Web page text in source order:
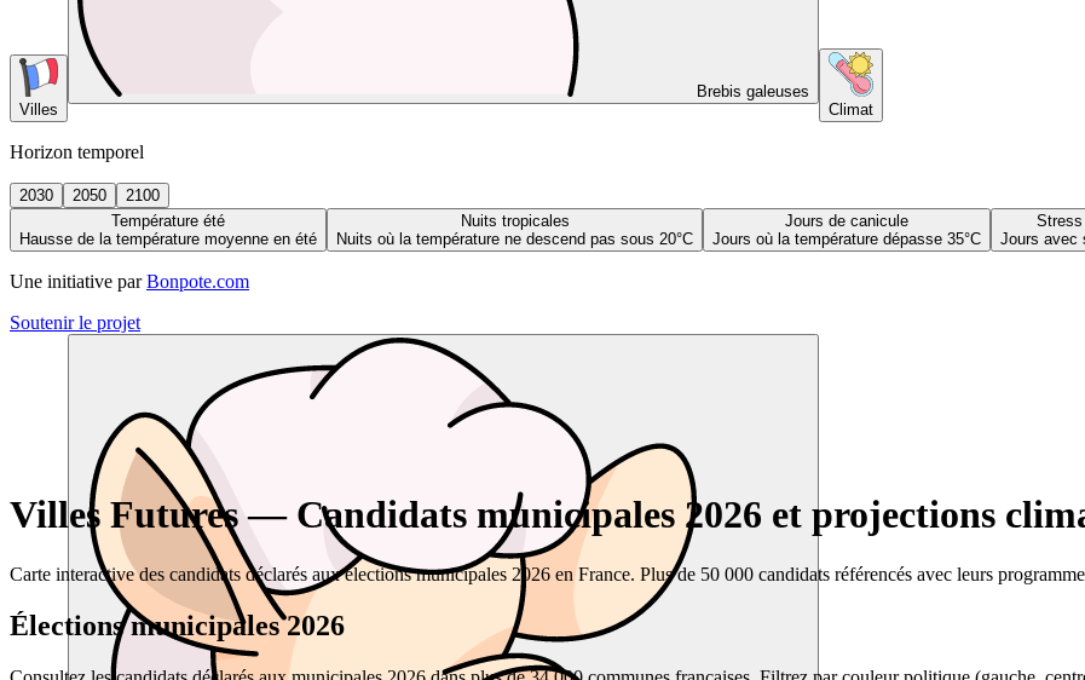
Villes
Brebis galeuses
Climat
Horizon temporel
2030 2050
2100
Température été
Hausse de la température moyenne en été
Nuits tropicales
Nuits où la température ne descend pas sous 20°C
Jours de canicule
Jours où la température dépasse 35°C
Stress
Jours avec
Une initiative par Bonpote.com
Soutenir le projet
Villes Futures — Candidats municipales 2026 et projections
Carte interactive des candidats déclarés aux élections municipales 2026 en France. Plus de 50 000 candidats référencés avec leurs
Élections municipales 2026